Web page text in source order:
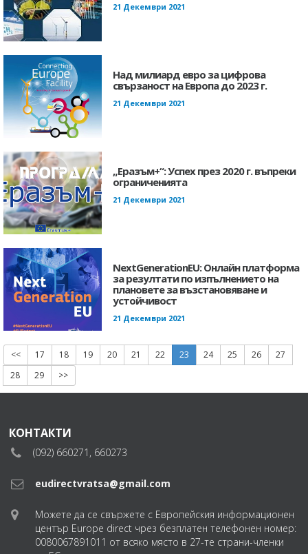
21 Декември 2021
Над милиард евро за цифрова
свързаност на Европа до 2023 г.
21 Декември 2021
„Еразъм+“: Успех през 2020 г. въпреки
ограниченията
21 Декември 2021
NextGenerationEU: Онлайн платформа
за резултати по изпълнението на
плановете за възстановяване и
устойчивост
21 Декември 2021
<< 17 18 19 20 21 22 23 24 25 26
27
28
29 >>
КОНТАКТИ
(092) 660271, 660273
eudirectvratsa@gmail.com
Можете да се свържете с Европейския информационен
център Europe direct чрез безплатен телефонен номер:
0080067891011 от всяко място в 27-те страни-членки